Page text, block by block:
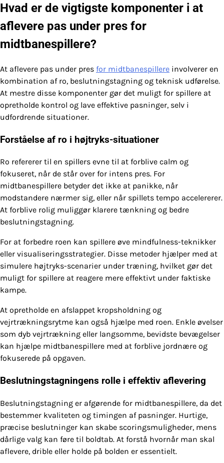
Hvad er de vigtigste komponenter i at
aflevere pas under pres for
midtbanespillere?
At aflevere pas under pres for midtbanespillere involverer en
kombination af ro, beslutningstagning og teknisk udførelse.
At mestre disse komponenter gør det muligt for spillere at
opretholde kontrol og lave effektive pasninger, selv i
udfordrende situationer.
Forståelse af ro i højtryks-situationer
Ro refererer til en spillers evne til at forblive calm og
fokuseret, når de står over for intens pres. For
midtbanespillere betyder det ikke at panikke, når
modstandere nærmer sig, eller når spillets tempo accelererer.
At forblive rolig muliggør klarere tænkning og bedre
beslutningstagning.
For at forbedre roen kan spillere øve mindfulness-teknikker
eller visualiseringsstrategier. Disse metoder hjælper med at
simulere højtryks-scenarier under træning, hvilket gør det
muligt for spillere at reagere mere effektivt under faktiske
kampe.
At opretholde en afslappet kropsholdning og
vejrtrækningsrytme kan også hjælpe med roen. Enkle øvelser
som dyb vejrtrækning eller langsomme, bevidste bevægelser
kan hjælpe midtbanespillere med at forblive jordnære og
fokuserede på opgaven.
Beslutningstagningens rolle i effektiv aflevering
Beslutningstagning er afgørende for midtbanespillere, da det
bestemmer kvaliteten og timingen af pasninger. Hurtige,
præcise beslutninger kan skabe scoringsmuligheder, mens
dårlige valg kan føre til boldtab. At forstå hvornår man skal
aflevere, drible eller holde på bolden er essentielt.